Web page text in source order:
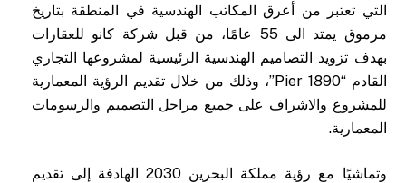
التي تعتبر من أعرق المكاتب الهندسية في المنطقة بتاريخ
مرموق يمتد الى 55 عامًا، من قبل شركة كانو للعقارات
بهدف تزويد التصاميم الهندسية الرئيسية لمشروعها التجاري
القادم “Pier 1890”، وذلك من خلال تقديم الرؤية المعمارية
للمشروع والاشراف على جميع مراحل التصميم والرسومات
المعمارية.
وتماشيًا مع رؤية مملكة البحرين 2030 الهادفة إلى تقديم